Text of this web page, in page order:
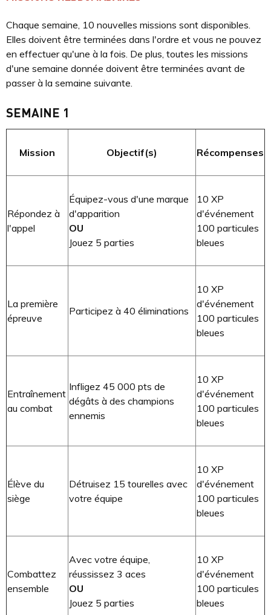
Chaque semaine, 10 nouvelles missions sont disponibles.
Elles doivent être terminées dans l'ordre et vous ne pouvez
en effectuer qu'une à la fois. De plus, toutes les missions
d'une semaine donnée doivent être terminées avant de
passer à la semaine suivante.
SEMAINE 1
Mission Objectif(s) Récompenses
Répondez à
l'appel
Équipez-vous d'une marque
d'apparition
OU
Jouez 5 parties
10 XP
d'événement
100 particules
bleues
La première
épreuve
Participez à 40 éliminations
10 XP
d'événement
100 particules
bleues
Entraînement
au combat
Infligez 45 000 pts de
dégâts à des champions
ennemis
10 XP
d'événement
100 particules
bleues
Élève du
siège
Détruisez 15 tourelles avec
votre équipe
10 XP
d'événement
100 particules
bleues
Combattez
ensemble
Avec votre équipe,
réussissez 3 aces
OU
Jouez 5 parties
10 XP
d'événement
100 particules
bleues